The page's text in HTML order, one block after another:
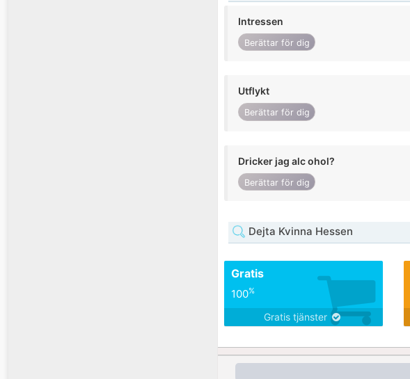
Intressen
Berättar för dig
Utflykt
Berättar för dig
Dricker jag alc ohol?
Berättar för dig
Dejta Kvinna Hessen
Gratis
100%
Gratis tjänster